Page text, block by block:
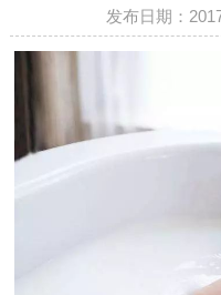
发布日期：